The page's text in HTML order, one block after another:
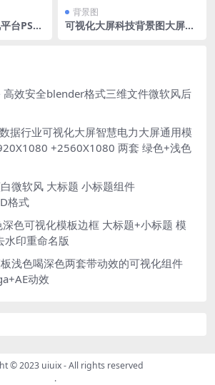
台PSD
背景图
可视化大屏科技背景图大屏背
高效安全blender格式三维文件微软风后
据行业可视化大屏智慧电力大屏通用模
+2560X1080 两套 绿色+浅色
微软风 大标题 小标题组件
格式
色可视化模板边框 大标题+小标题 模
水印重命名版
浅色喝深色两套带动效的可视化组件
动效
© 2023 uiuix- All rights reserved
.